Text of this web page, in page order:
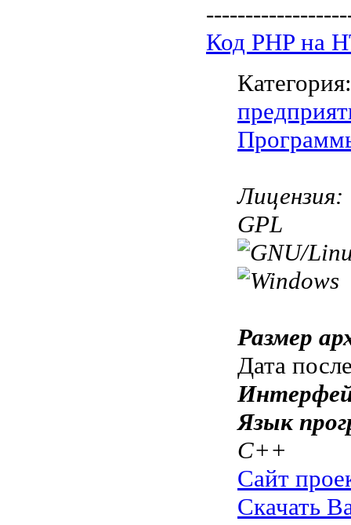
Код PHP на
Лицензия:
GPL
Размер
Дата
Язык
C++
Сайт
Скачать